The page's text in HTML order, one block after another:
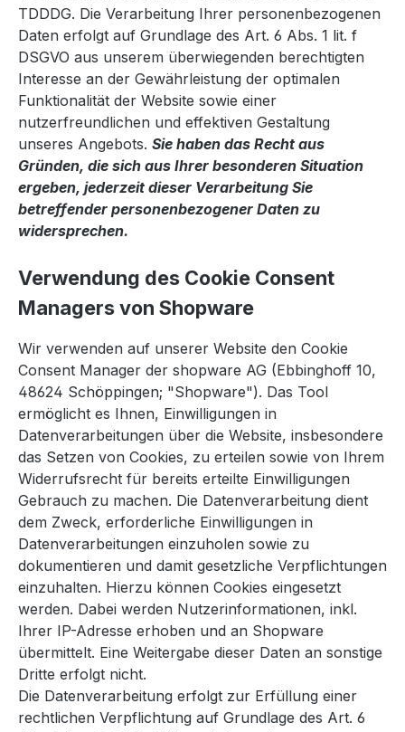
TDDDG. Die Verarbeitung Ihrer personenbezogenen
Daten erfolgt auf Grundlage des Art. 6 Abs. 1 lit. f
DSGVO aus unserem überwiegenden berechtigten
Interesse an der Gewährleistung der optimalen
Funktionalität der Website sowie einer
nutzerfreundlichen und effektiven Gestaltung
unseres Angebots. Sie haben das Recht aus
Gründen, die sich aus Ihrer besonderen Situation
ergeben, jederzeit dieser Verarbeitung Sie
betreffender personenbezogener Daten zu
widersprechen.
Verwendung des Cookie Consent
Managers von Shopware
Wir verwenden auf unserer Website den Cookie
Consent Manager der shopware AG (Ebbinghoff 10,
48624 Schöppingen; "Shopware"). Das Tool
ermöglicht es Ihnen, Einwilligungen in
Datenverarbeitungen über die Website, insbesondere
das Setzen von Cookies, zu erteilen sowie von Ihrem
Widerrufsrecht für bereits erteilte Einwilligungen
Gebrauch zu machen. Die Datenverarbeitung dient
dem Zweck, erforderliche Einwilligungen in
Datenverarbeitungen einzuholen sowie zu
dokumentieren und damit gesetzliche Verpflichtungen
einzuhalten. Hierzu können Cookies eingesetzt
werden. Dabei werden Nutzerinformationen, inkl.
Ihrer IP-Adresse erhoben und an Shopware
übermittelt. Eine Weitergabe dieser Daten an sonstige
Dritte erfolgt nicht.
Die Datenverarbeitung erfolgt zur Erfüllung einer
rechtlichen Verpflichtung auf Grundlage des Art. 6